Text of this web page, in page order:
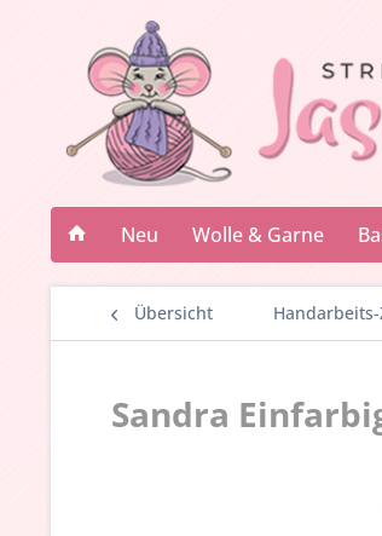
Neu Wolle & Garne
Übersicht
Sandra